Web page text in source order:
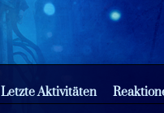
Letzte Aktivitäten